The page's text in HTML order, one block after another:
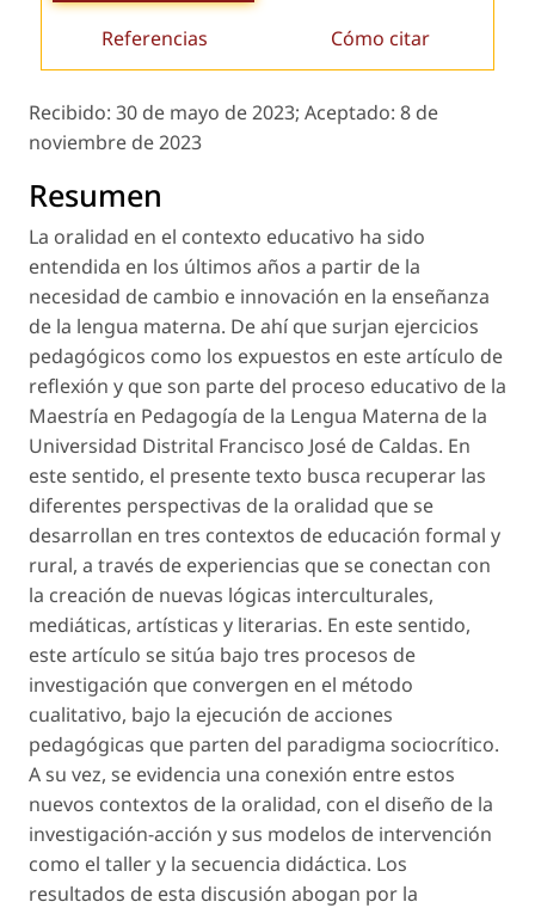
Referencias Cómo citar
Recibido: 30 de mayo de 2023; Aceptado: 8 de
noviembre de 2023
Resumen
La oralidad en el contexto educativo ha sido
entendida en los últimos años a partir de la
necesidad de cambio e innovación en la enseñanza
de la lengua materna. De ahí que surjan ejercicios
pedagógicos como los expuestos en este artículo de
reflexión y que son parte del proceso educativo de la
Maestría en Pedagogía de la Lengua Materna de la
Universidad Distrital Francisco José de Caldas. En
este sentido, el presente texto busca recuperar las
diferentes perspectivas de la oralidad que se
desarrollan en tres contextos de educación formal y
rural, a través de experiencias que se conectan con
la creación de nuevas lógicas interculturales,
mediáticas, artísticas y literarias. En este sentido,
este artículo se sitúa bajo tres procesos de
investigación que convergen en el método
cualitativo, bajo la ejecución de acciones
pedagógicas que parten del paradigma sociocrítico.
A su vez, se evidencia una conexión entre estos
nuevos contextos de la oralidad, con el diseño de la
investigación-acción y sus modelos de intervención
como el taller y la secuencia didáctica. Los
resultados de esta discusión abogan por la